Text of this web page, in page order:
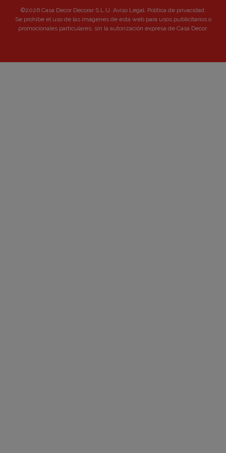
©2026 Casa Decor Decorar S.L.U. Aviso Legal. Política de privacidad.
Se prohibe el uso de las imágenes de esta web para usos publicitarios o
promocionales particulares, sin la autorización expresa de Casa Decor.